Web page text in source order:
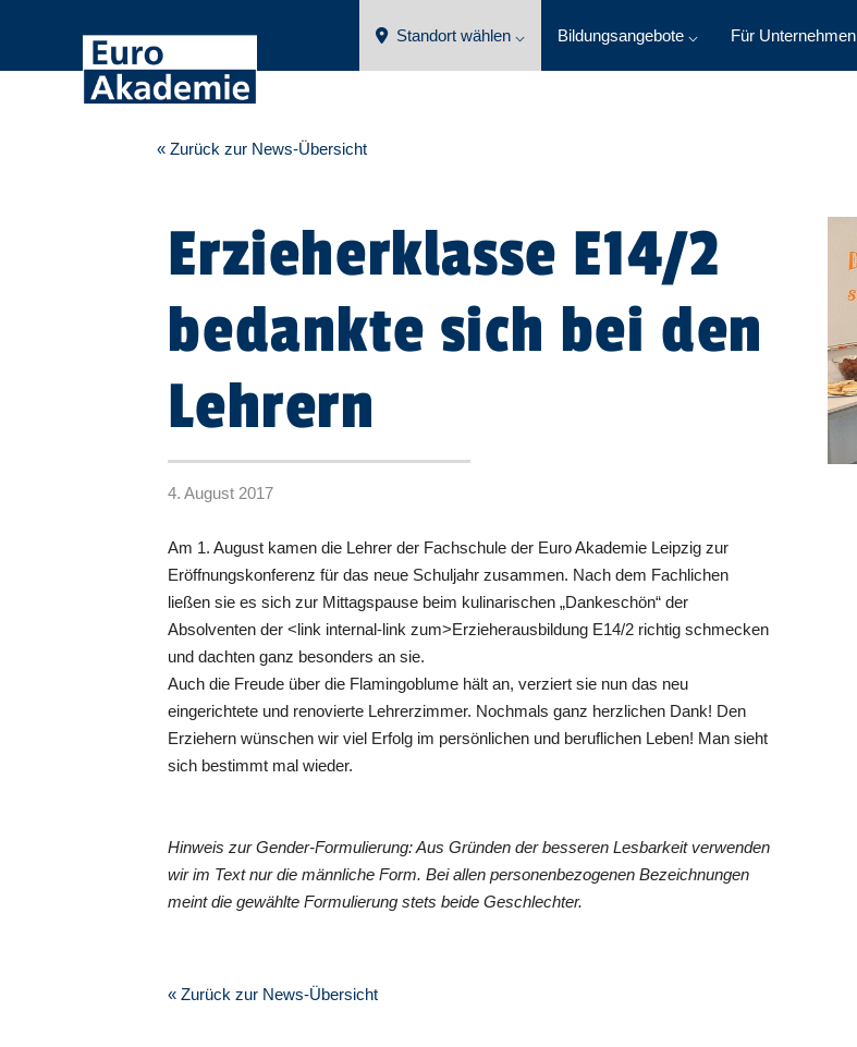
Standort wählen ⌵ Bildungsangebote ⌵ Für Unternehmen
« Zurück zur News-Übersicht
Erzieherklasse E14/2
bedankte sich bei den
Lehrern
4. August 2017
Am 1. August kamen die Lehrer der Fachschule der Euro Akademie Leipzig zur
Eröffnungskonferenz für das neue Schuljahr zusammen. Nach dem Fachlichen
ließen sie es sich zur Mittagspause beim kulinarischen „Dankeschön“ der
Absolventen der <link internal-link zum>Erzieherausbildung E14/2 richtig schmecken
und dachten ganz besonders an sie.
Auch die Freude über die Flamingoblume hält an, verziert sie nun das neu
eingerichtete und renovierte Lehrerzimmer. Nochmals ganz herzlichen Dank! Den
Erziehern wünschen wir viel Erfolg im persönlichen und beruflichen Leben! Man sieht
sich bestimmt mal wieder.
Hinweis zur Gender-Formulierung: Aus Gründen der besseren Lesbarkeit verwenden
wir im Text nur die männliche Form. Bei allen personenbezogenen Bezeichnungen
meint die gewählte Formulierung stets beide Geschlechter.
« Zurück zur News-Übersicht